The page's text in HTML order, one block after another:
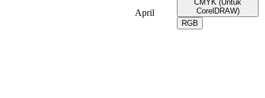
April
CMYK (Untuk
CorelDRAW)
RGB